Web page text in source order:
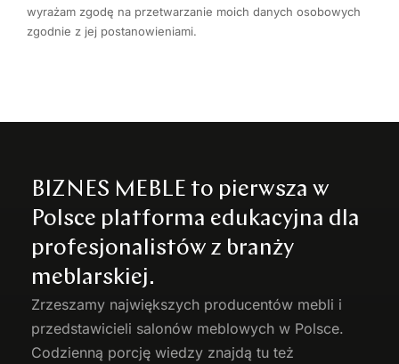
wyrażam zgodę na przetwarzanie moich danych osobowych
zgodnie z jej postanowieniami.
BIZNES MEBLE to pierwsza w
Polsce platforma edukacyjna dla
profesjonalistów z branży
meblarskiej.
Zrzeszamy największych producentów mebli i
przedstawicieli salonów meblowych w Polsce.
Codzienną porcję wiedzy znajdą tu też